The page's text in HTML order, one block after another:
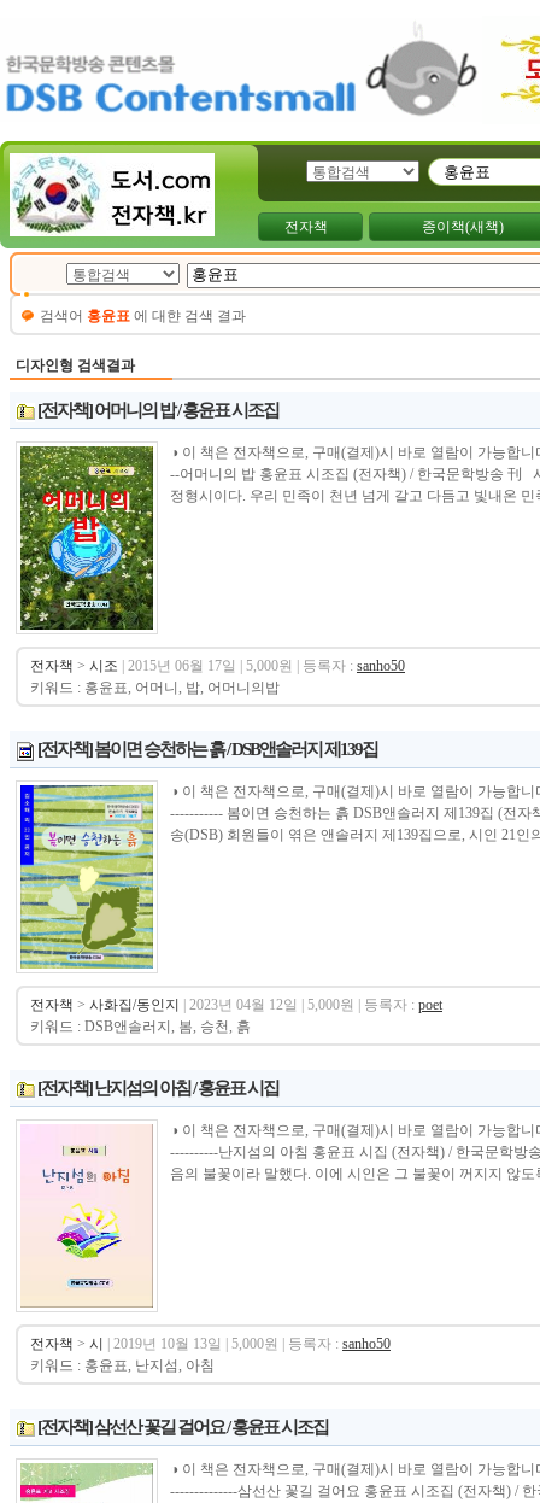
전자책 종이책(새책)
검색어 홍윤표 에 대햔 검색 결과
디자인형 검색결과
[전자책] 어머니의 밥 / 홍윤표 시조집
◑ 이 책은 전자책으로, 구매(결제)시 바로 열람이 가능합
--어머니의 밥 홍윤표 시조집 (전자책) / 한국문학방송 刊
정형시이다. 우리 민족이 천년 넘게 갈고 다듬고 빛내온
전자책 > 시조 | 2015년 06월 17일 | 5,000원 | 등록자 : sanho50
키워드 : 홍윤표, 어머니, 밥, 어머니의밥
[전자책] 봄이면 승천하는 흙 / DSB앤솔러지 제139집
◑ 이 책은 전자책으로, 구매(결제)시 바로 열람이 가능합
----------- 봄이면 승천하는 흙 DSB앤솔러지 제139집 (전
송(DSB) 회원들이 엮은 앤솔러지 제139집으로, 시인 21인
전자책 > 사화집/동인지 | 2023년 04월 12일 | 5,000원 | 등록자 : poet
키워드 : DSB앤솔러지, 봄, 승천, 흙
[전자책] 난지섬의 아침 / 홍윤표 시집
◑ 이 책은 전자책으로, 구매(결제)시 바로 열람이 가능합
----------난지섬의 아침 홍윤표 시집 (전자책) / 한국문학
음의 불꽃이라 말했다. 이에 시인은 그 불꽃이 꺼지지 않도
전자책 > 시 | 2019년 10월 13일 | 5,000원 | 등록자 : sanho50
키워드 : 홍윤표, 난지섬, 아침
[전자책] 삼선산 꽃길 걸어요 / 홍윤표 시조집
◑ 이 책은 전자책으로, 구매(결제)시 바로 열람이 가능합
--------------삼선산 꽃길 걸어요 홍윤표 시조집 (전자책) /